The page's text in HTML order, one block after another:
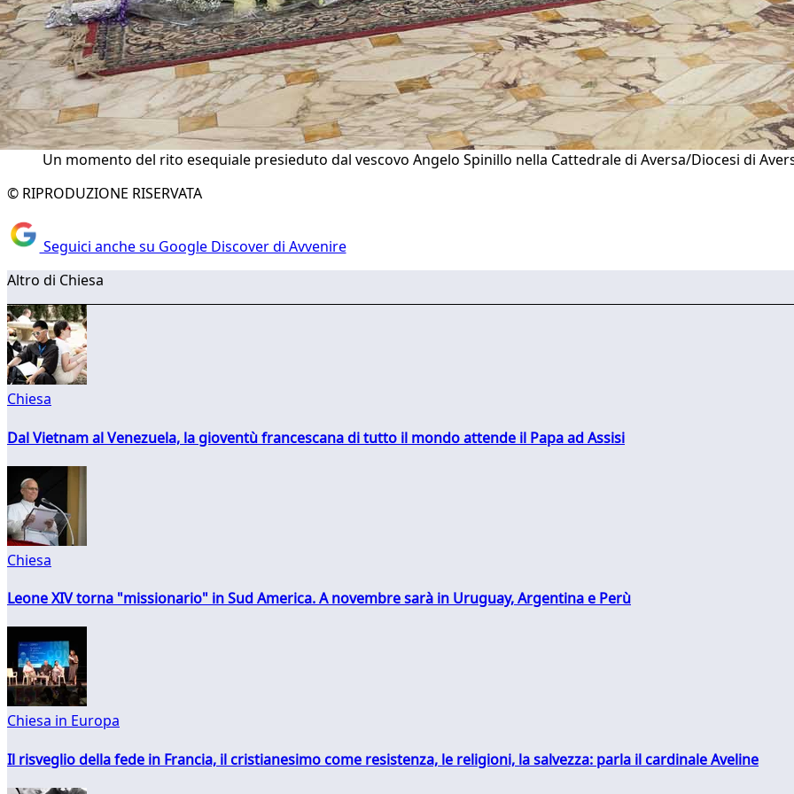
Un momento del rito esequiale presieduto dal vescovo Angelo Spinillo nella Cattedrale di Aversa/Diocesi di
© RIPRODUZIONE RISERVATA
Seguici anche su Google Discover di Avvenire
Altro di Chiesa
Chiesa
Dal Vietnam al Venezuela, la gioventù francescana di tutto il mondo attende il Papa ad Assisi
Chiesa
Leone XIV torna "missionario" in Sud America. A novembre sarà in Uruguay, Argentina e Perù
Chiesa in Europa
Il risveglio della fede in Francia, il cristianesimo come resistenza, le religioni, la salvezza: parla il cardinale Aveline